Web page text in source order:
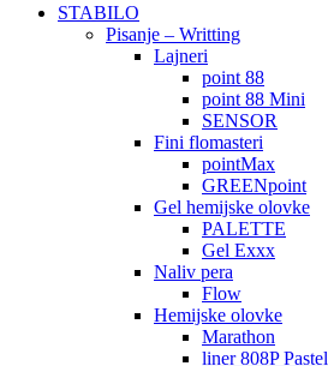
STABILO
Pisanje – Writting
Lajneri
point 88
point 88 Mini
SENSOR
Fini flomasteri
pointMax
GREENpoint
Gel hemijske olovke
PALETTE
Gel Exxx
Naliv pera
Flow
Hemijske olovke
Marathon
liner 808P Pastel